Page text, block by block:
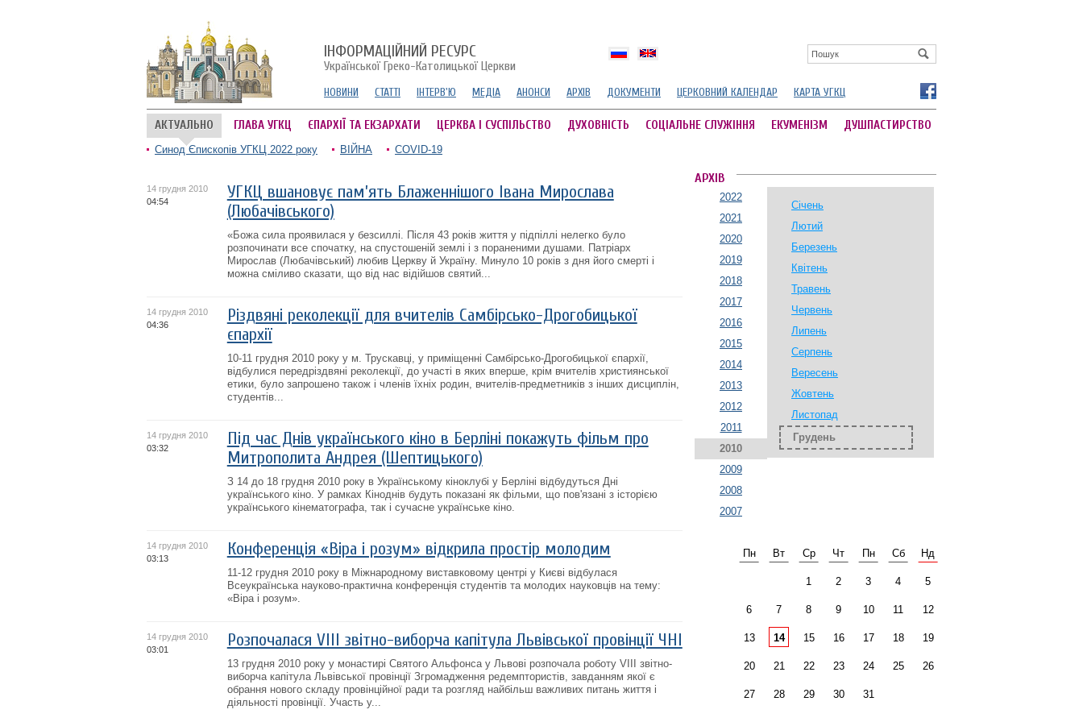
ІНФОРМАЦІЙНИЙ РЕСУРС
Української Греко-Католицької Церкви
НОВИНИ СТАТТІ ІНТЕРВ'Ю МЕДІА АНОНСИ АРХІВ ДОКУМЕНТИ ЦЕРКОВНИЙ КАЛЕНДАР КАРТА УГКЦ
АКТУАЛЬНО ГЛАВА УГКЦ ЄПАРХІЇ ТА ЕКЗАРХАТИ ЦЕРКВА І СУСПІЛЬСТВО ДУХОВНІСТЬ СОЦІАЛЬНЕ СЛУЖІННЯ ЕКУМЕНІЗМ ДУШПАСТИРСТВО
Синод Єпископів УГКЦ 2022 року ВІЙНА COVID-19
14 грудня 2010
04:54
УГКЦ вшановує пам’ять Блаженнішого Івана Мирослава
(Любачівського)
«Божа сила проявилася у безсиллі. Після 43 років життя у підпіллі нелегко було
розпочинати все спочатку, на спустошеній землі і з пораненими душами. Патріарх
Мирослав (Любачівський) любив Церкву й Україну. Минуло 10 років з дня його смерті і
можна сміливо сказати, що від нас відійшов святий...
14 грудня 2010
04:36
Різдвяні реколекції для вчителів Самбірсько-Дрогобицької
єпархії
10-11 грудня 2010 року у м. Трускавці, у приміщенні Самбірсько-Дрогобицької єпархії,
відбулися передріздвяні реколекції, до участі в яких вперше, крім вчителів християнської
етики, було запрошено також і членів їхніх родин, вчителів-предметників з інших дисциплін,
студентів...
14 грудня 2010
03:32
Під час Днів українського кіно в Берліні покажуть фільм про
Митрополита Андрея (Шептицького)
З 14 до 18 грудня 2010 року в Українському кіноклубі у Берліні відбудуться Дні
українського кіно. У рамках Кіноднів будуть показані як фільми, що пов'язані з історією
українського кінематографа, так і сучасне українське кіно.
14 грудня 2010
03:13
Конференція «Віра і розум» відкрила простір молодим
11-12 грудня 2010 року в Міжнародному виставковому центрі у Києві відбулася
Всеукраїнська науково-практична конференція студентів та молодих науковців на тему:
«Віра і розум».
14 грудня 2010
03:01
Розпочалася VIII звітно-виборча капітула Львівської провінції ЧНІ
13 грудня 2010 року у монастирі Святого Альфонса у Львові розпочала роботу VIII звітно-
виборча капітула Львівської провінції Згромадження редемптористів, завданням якої є
обрання нового складу провінційної ради та розгляд найбільш важливих питань життя і
діяльності провінції. Участь у...
АРХІВ
2022
2021
2020
2019
2018
2017
2016
2015
2014
2013
2012
2011
2010
2009
2008
2007
Січень
Лютий
Березень
Квітень
Травень
Червень
Липень
Серпень
Вересень
Жовтень
Листопад
Грудень
Пн Вт Ср Чт Пн Сб Нд
1 2 3 4 5
6 7 8 9 10 11 12
13 14 15 16 17 18 19
20 21 22 23 24 25 26
27 28 29 30 31